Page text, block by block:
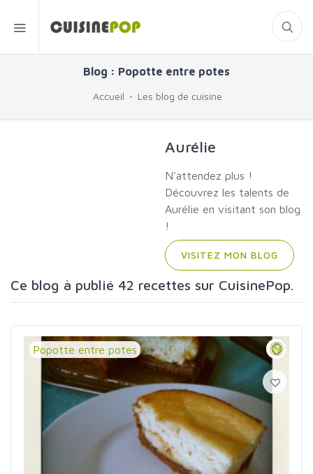
Blog : Popotte entre potes
Accueil Les blog de cuisine
Aurélie
N'attendez plus !
Découvrez les talents de
Aurélie en visitant son blog
!
VISITEZ MON BLOG
Ce blog à publié 42 recettes sur CuisinePop.
Popotte entre potes